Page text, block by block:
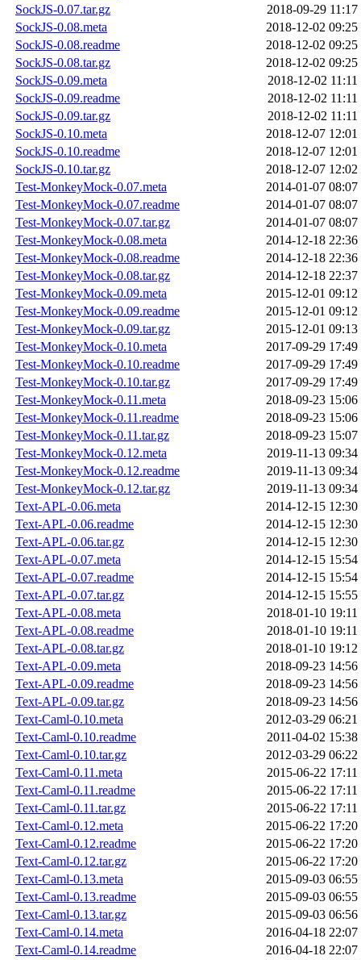
SockJS-0.07.tar.gz
2018-09-29 11:17
SockJS-0.08.meta
2018-12-02 09:25
SockJS-0.08.readme
2018-12-02 09:25
SockJS-0.08.tar.gz
2018-12-02 09:25
SockJS-0.09.meta
2018-12-02 11:11
SockJS-0.09.readme
2018-12-02 11:11
SockJS-0.09.tar.gz
2018-12-02 11:11
SockJS-0.10.meta
2018-12-07 12:01
SockJS-0.10.readme
2018-12-07 12:01
SockJS-0.10.tar.gz
2018-12-07 12:02
Test-MonkeyMock-0.07.meta
2014-01-07 08:07
Test-MonkeyMock-0.07.readme
2014-01-07 08:07
Test-MonkeyMock-0.07.tar.gz
2014-01-07 08:07
Test-MonkeyMock-0.08.meta
2014-12-18 22:36
Test-MonkeyMock-0.08.readme
2014-12-18 22:36
Test-MonkeyMock-0.08.tar.gz
2014-12-18 22:37
Test-MonkeyMock-0.09.meta
2015-12-01 09:12
Test-MonkeyMock-0.09.readme
2015-12-01 09:12
Test-MonkeyMock-0.09.tar.gz
2015-12-01 09:13
Test-MonkeyMock-0.10.meta
2017-09-29 17:49
Test-MonkeyMock-0.10.readme
2017-09-29 17:49
Test-MonkeyMock-0.10.tar.gz
2017-09-29 17:49
Test-MonkeyMock-0.11.meta
2018-09-23 15:06
Test-MonkeyMock-0.11.readme
2018-09-23 15:06
Test-MonkeyMock-0.11.tar.gz
2018-09-23 15:07
Test-MonkeyMock-0.12.meta
2019-11-13 09:34
Test-MonkeyMock-0.12.readme
2019-11-13 09:34
Test-MonkeyMock-0.12.tar.gz
2019-11-13 09:34
Text-APL-0.06.meta
2014-12-15 12:30
Text-APL-0.06.readme
2014-12-15 12:30
Text-APL-0.06.tar.gz
2014-12-15 12:30
Text-APL-0.07.meta
2014-12-15 15:54
Text-APL-0.07.readme
2014-12-15 15:54
Text-APL-0.07.tar.gz
2014-12-15 15:55
Text-APL-0.08.meta
2018-01-10 19:11
Text-APL-0.08.readme
2018-01-10 19:11
Text-APL-0.08.tar.gz
2018-01-10 19:12
Text-APL-0.09.meta
2018-09-23 14:56
Text-APL-0.09.readme
2018-09-23 14:56
Text-APL-0.09.tar.gz
2018-09-23 14:56
Text-Caml-0.10.meta
2012-03-29 06:21
Text-Caml-0.10.readme
2011-04-02 15:38
Text-Caml-0.10.tar.gz
2012-03-29 06:22
Text-Caml-0.11.meta
2015-06-22 17:11
Text-Caml-0.11.readme
2015-06-22 17:11
Text-Caml-0.11.tar.gz
2015-06-22 17:11
Text-Caml-0.12.meta
2015-06-22 17:20
Text-Caml-0.12.readme
2015-06-22 17:20
Text-Caml-0.12.tar.gz
2015-06-22 17:20
Text-Caml-0.13.meta
2015-09-03 06:55
Text-Caml-0.13.readme
2015-09-03 06:55
Text-Caml-0.13.tar.gz
2015-09-03 06:56
Text-Caml-0.14.meta
2016-04-18 22:07
Text-Caml-0.14.readme
2016-04-18 22:07